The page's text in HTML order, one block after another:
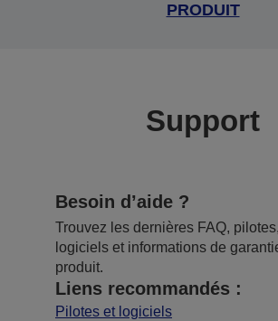
PRODUIT
Support
Besoin d’aide ?
Trouvez les dernières FAQ,
logiciels et informations de
produit.
Liens recommandés :
Pilotes et logiciels